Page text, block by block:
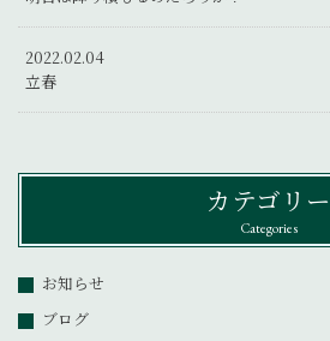
2022.02.04
立春
カテゴリー
Categories
お知らせ
ブログ